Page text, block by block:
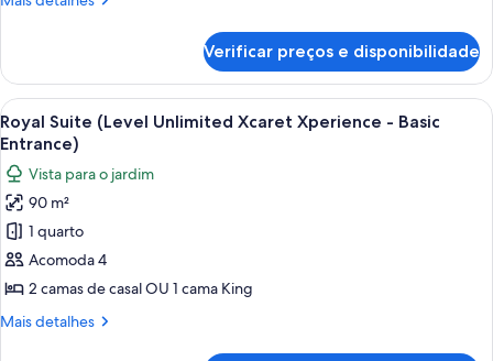
Xperience
Basic
Entrance)
Room
(Level
Unlimited
Xcaret
Basic
Entrance)
Verificar preços e disponibilidade
Carrega
todas
as
fotos
de
Royal
Suite
(Level
Unlimited
Quarto de hotel com uma cama
9
Royal Suite (Level Unlimited Xcaret Xperience - Basic
Entrance)
Vista para o jardim
90 m²
1 quarto
Acomoda 4
2 camas de casal OU 1 cama King
Mais detalhes
Mais